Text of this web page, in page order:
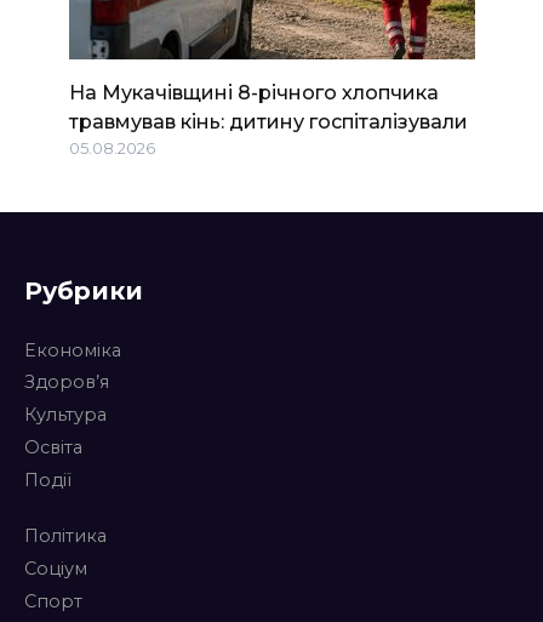
На Мукачівщині 8-річного хлопчика
травмував кінь: дитину госпіталізували
05.08.2026
Рубрики
Економіка
Здоров’я
Культура
Освіта
Події
Політика
Соціум
Спорт